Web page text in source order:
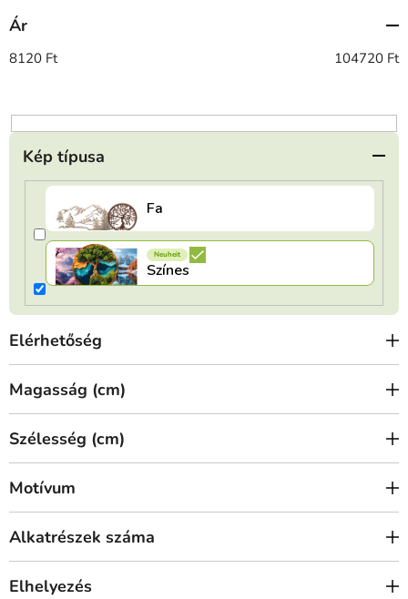
e
k
r
n
d
Ár
8120 Ft 104720 Ft
Kép típusa
Elérhetőség
Magasság (cm)
Szélesség (cm)
Motívum
Alkatrészek száma
Elhelyezés